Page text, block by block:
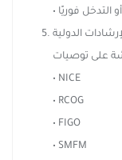
التدخل فوريًا
الدولية
• NICE
• RCOG
• FIGO
• SMFM